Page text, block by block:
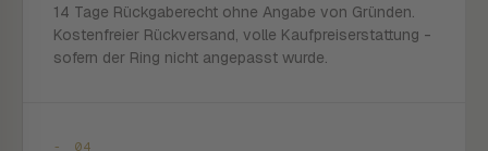
14 Tage Rückgaberecht ohne Angabe von Gründen.
Kostenfreier Rückversand, volle Kaufpreiserstattung -
sofern der Ring nicht angepasst wurde.
- 04